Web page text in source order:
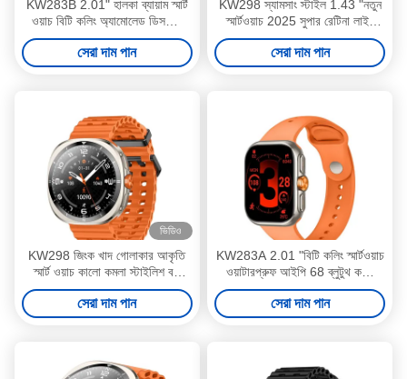
KW283B 2.01" হালকা ব্যায়াম স্মার্ট
ওয়াচ বিটি কলিং অ্যামোলেড ডিসপ্লে
স্মার্টওয়াচ
সেরা দাম পান
KW298 স্যামসাং স্টাইল 1.43 "নতুন
স্মার্টওয়াচ 2025 সুপার রেটিনা লাইট
ব্যায়াম স্মার্টওয়াচ
সেরা দাম পান
ভিডিও
KW298 জিংক খাদ গোলাকার আকৃতি
স্মার্ট ওয়াচ কালো কমলা স্টাইলিশ বড়
গোলাকার মুখ ঘড়ি
সেরা দাম পান
KW283A 2.01 "বিটি কলিং স্মার্টওয়াচ
ওয়াটারপ্রুফ আইপি 68 ব্লুটুথ কলিং
স্মার্টওয়াচ
সেরা দাম পান